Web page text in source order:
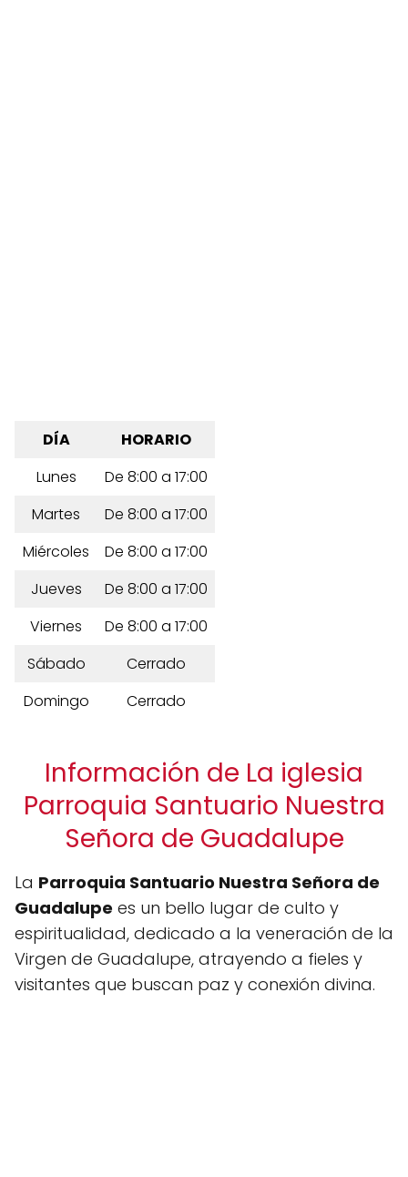
DÍA
HORARIO
Lunes
De 8:00 a 17:00
Martes
De 8:00 a 17:00
Miércoles
De 8:00 a 17:00
Jueves
De 8:00 a 17:00
Viernes
De 8:00 a 17:00
Sábado
Cerrado
Domingo
Cerrado
Información de La iglesia
Parroquia Santuario Nuestra
Señora de Guadalupe
La Parroquia Santuario Nuestra Señora de
Guadalupe es un bello lugar de culto y
espiritualidad, dedicado a la veneración de la
Virgen de Guadalupe, atrayendo a fieles y
visitantes que buscan paz y conexión divina.